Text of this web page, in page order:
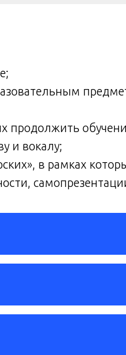
продолжить
и вокалу;
в рамках